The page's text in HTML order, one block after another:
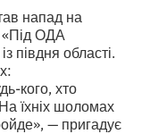
напад на
«Під ОДА
півдня області.
кого, хто
їхніх шоломах
— пригадує